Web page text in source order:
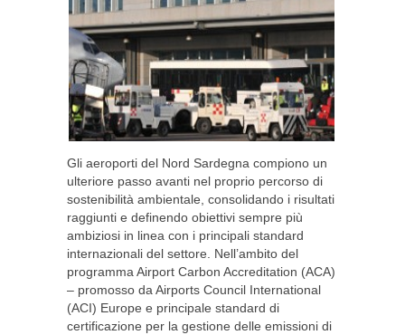
Gli aeroporti del Nord Sardegna compiono un
ulteriore passo avanti nel proprio percorso di
sostenibilità ambientale, consolidando i risultati
raggiunti e definendo obiettivi sempre più
ambiziosi in linea con i principali standard
internazionali del settore. Nell’ambito del
programma Airport Carbon Accreditation (ACA)
– promosso da Airports Council International
(ACI) Europe e principale standard di
certificazione per la gestione delle emissioni di